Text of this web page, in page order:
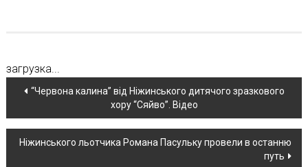
загрузка...
Навігація
по
новині
“Червона калина” від Ніжинського дитячого зразкового
хору “Сяйво”. Відео
Ніжинського льотчика Романа Пасульку провели в останню
путь